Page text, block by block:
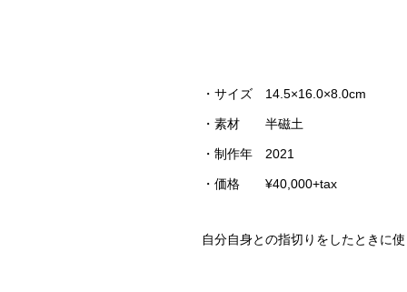
・サイズ 14.5×16.0×8.0cm
・素材 半磁土
・制作年 2021
・価格 ¥40,000+tax
自分自身との指切りをしたときに